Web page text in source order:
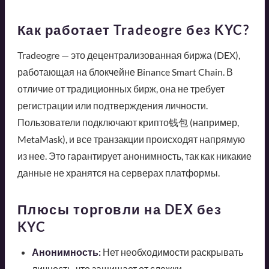
Как работает Tradeogre без KYC?
Tradeogre — это децентрализованная биржа (DEX),
работающая на блокчейне Binance Smart Chain. В
отличие от традиционных бирж, она не требует
регистрации или подтверждения личности.
Пользователи подключают крипто钱包 (например,
MetaMask), и все транзакции происходят напрямую
из нее. Это гарантирует анонимность, так как никакие
данные не хранятся на серверах платформы.
Плюсы торговли на DEX без
KYC
Анонимность:Нет необходимости раскрывать